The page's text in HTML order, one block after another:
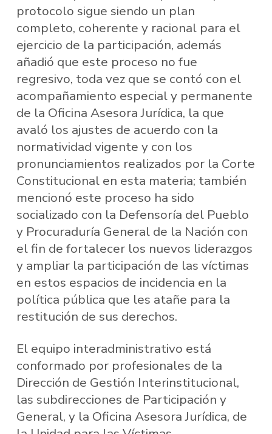
protocolo sigue siendo un plan
completo, coherente y racional para el
ejercicio de la participación, además
añadió que este proceso no fue
regresivo, toda vez que se contó con el
acompañamiento especial y permanente
de la Oficina Asesora Jurídica, la que
avaló los ajustes de acuerdo con la
normatividad vigente y con los
pronunciamientos realizados por la Corte
Constitucional en esta materia; también
mencionó este proceso ha sido
socializado con la Defensoría del Pueblo
y Procuraduría General de la Nación con
el fin de fortalecer los nuevos liderazgos
y ampliar la participación de las víctimas
en estos espacios de incidencia en la
política pública que les atañe para la
restitución de sus derechos.
El equipo interadministrativo está
conformado por profesionales de la
Dirección de Gestión Interinstitucional,
las subdirecciones de Participación y
General, y la Oficina Asesora Jurídica, de